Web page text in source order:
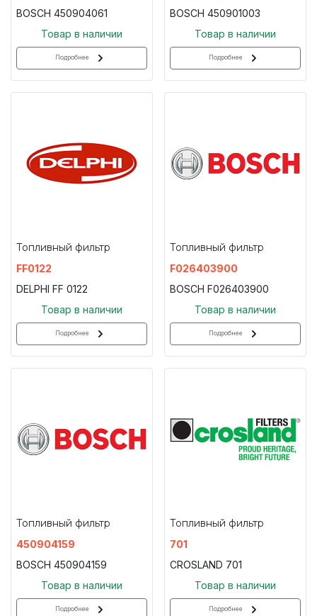
BOSCH 450904061
Товар в наличии
Подробнее
BOSCH 450901003
Товар в наличии
Подробнее
Топливный фильтр
FF0122
DELPHI FF 0122
Товар в наличии
Подробнее
Топливный фильтр
F026403900
BOSCH F026403900
Товар в наличии
Подробнее
Топливный фильтр
450904159
BOSCH 450904159
Товар в наличии
Подробнее
Топливный фильтр
701
CROSLAND 701
Товар в наличии
Подробнее